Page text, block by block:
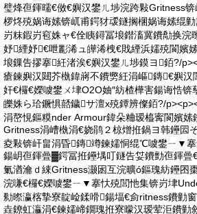
璧烽亱鍕曘€傚€嬩汉鐢ㄦ埗浣跨敤Gritness
椤炵殑娲诲嫊锛屼甫鍔犲叆鐩搁棞娲诲嫊绲
岃粖鍜岃窇姝ャ€佺眱鐞冨埌鐟滀冀鐨勪换浣
妤緸妤€呭彲浠ュ皣浠栧€戝緸浜嬬殑閬嬪
埌鏁告摎搴紝渚涘€嬩汉鐢ㄦ埗鏌ヨ銆?/
瘡鍊嬩汉閮芥槸鍏嶈不鐨勶紝涓嶇鏄€嬩
奸€欏€嬫噳鐢ㄨ垏O2O妯″紡楂樺害鍚诲悎
皪姝ら珨鐝惧嚭鐬サ澶х殑鐔辨儏銆?/
涓嶅悓鏂糢nder Armour鍏朵粬瑷橀寗閬嬪嫊
Gritness涓嶆槸涓€娆鹃２椋熷拰鍋ヨ韩鑸囩
夌敤锛屽畠涓昏鏄竴鍊嬬恫绲℃噳鐢ㄧ▼
鍚岄亱鍕曡▓鍔冨拰鑸堣叮鐩告姇鐨勯亱鍕
氭湭瀹ｄ綀Gritness灏囦互浣曠ó鏂瑰紡鑸囨
浣嗛€欏€嬫噳鐢ㄧ▼搴忕殑閭忚集锛岃垏
勬暩瀛楁摯寮靛崄鍒嗗鍚堛€侴ritness鐨勭
垚鐐虹灜涓€鍊嬬崹鐗瑰拰寮曚汉瑷荤洰鐨勭